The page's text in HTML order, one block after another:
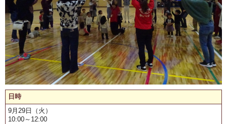
日時
9月29日（火）
10:00～12:00